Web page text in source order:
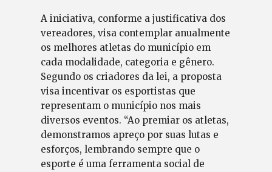
A iniciativa, conforme a justificativa dos
vereadores, visa contemplar anualmente
os melhores atletas do município em
cada modalidade, categoria e gênero.
Segundo os criadores da lei, a proposta
visa incentivar os esportistas que
representam o município nos mais
diversos eventos. “Ao premiar os atletas,
demonstramos apreço por suas lutas e
esforços, lembrando sempre que o
esporte é uma ferramenta social de